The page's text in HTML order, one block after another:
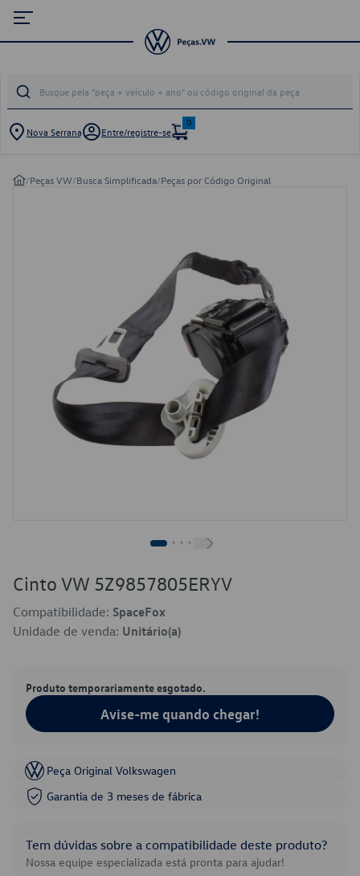
Nova Serrana Entre/registre-se
0
/Peças VW/Busca Simplificada/Peças por Código Original
Cinto VW 5Z9857805ERYV
Compatibilidade: SpaceFox
Unidade de venda: Unitário(a)
Produto temporariamente esgotado.
Avise-me quando chegar!
Peça Original Volkswagen
Garantia de 3 meses de fábrica
Tem dúvidas sobre a compatibilidade deste produto?
Nossa equipe especializada está pronta para ajudar!